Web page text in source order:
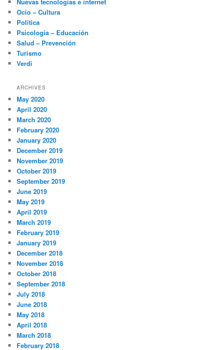
Ocio – Cultura
Política
Psicología – Educación
Salud – Prevención
Turismo
Verdi
ARCHIVES
May 2020
April 2020
March 2020
February 2020
January 2020
December 2019
November 2019
October 2019
September 2019
June 2019
May 2019
April 2019
March 2019
February 2019
January 2019
December 2018
November 2018
October 2018
September 2018
July 2018
June 2018
May 2018
April 2018
March 2018
February 2018